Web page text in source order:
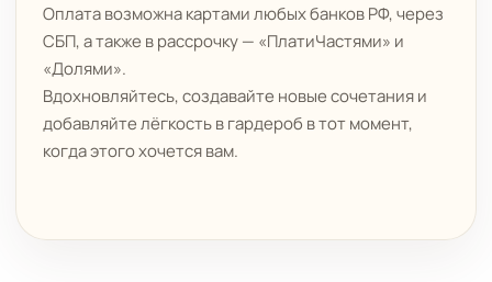
Оплата возможна картами любых банков РФ, через
СБП, а также в рассрочку — «ПлатиЧастями» и
«Долями».
Вдохновляйтесь, создавайте новые сочетания и
добавляйте лёгкость в гардероб в тот момент,
когда этого хочется вам.